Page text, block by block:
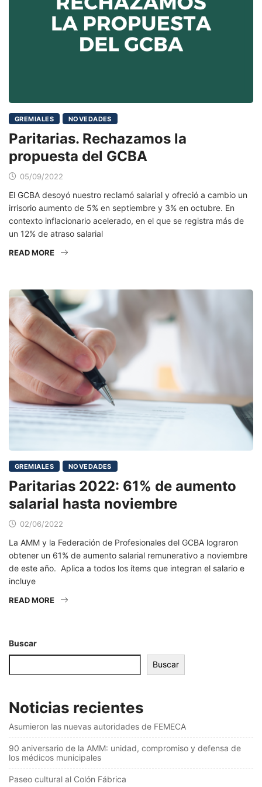
GREMIALES NOVEDADES
Paritarias. Rechazamos la
propuesta del GCBA
05/09/2022
El GCBA desoyó nuestro reclamó salarial y ofreció a cambio un
irrisorio aumento de 5% en septiembre y 3% en octubre. En
contexto inflacionario acelerado, en el que se registra más de
un 12% de atraso salarial
READ MORE
GREMIALES NOVEDADES
Paritarias 2022: 61% de aumento
salarial hasta noviembre
02/06/2022
La AMM y la Federación de Profesionales del GCBA lograron
obtener un 61% de aumento salarial remunerativo a noviembre
de este año. Aplica a todos los ítems que integran el salario e
incluye
READ MORE
Buscar
Buscar
Noticias recientes
Asumieron las nuevas autoridades de FEMECA
90 aniversario de la AMM: unidad, compromiso y defensa de
los médicos municipales
Paseo cultural al Colón Fábrica